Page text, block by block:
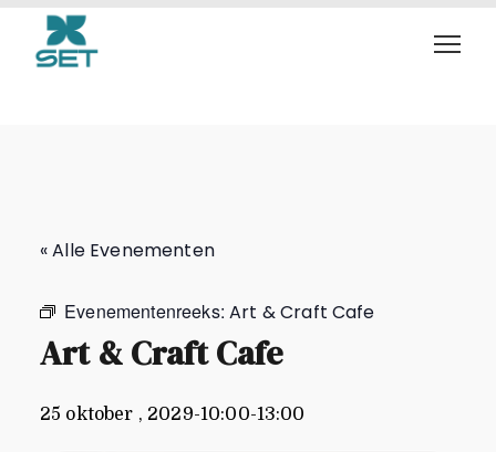
Art & Craft Cafe
« Alle Evenementen
Evenementenreeks:Art & Craft Cafe
Art & Craft Cafe
25 oktober , 2029-10:00-13:00